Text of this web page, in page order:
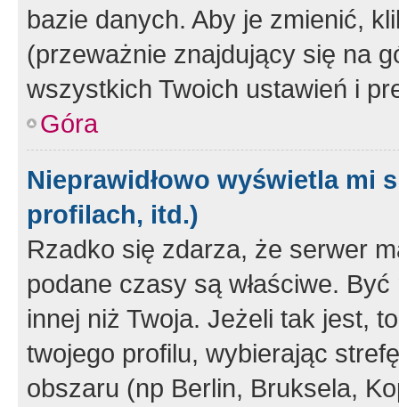
bazie danych. Aby je zmienić,
(przeważnie znajdujący się na
wszystkich Twoich ustawień i
Góra
Nieprawidłowo wyświetla mi
profilach, itd.)
Rzadko się zdarza, że serwer
podane czasy są właściwe.
innej niż Twoja. Jeżeli tak jest,
twojego profilu, wybierając
obszaru (np Berlin, Bruksela,